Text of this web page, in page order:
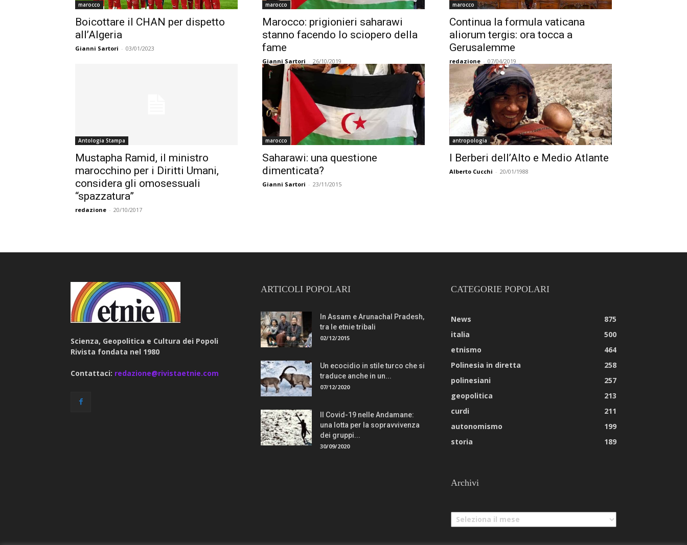
marocco
Boicottare il CHAN per dispetto
all’Algeria
Gianni Sartori - 03/01/2023
marocco
Marocco: prigionieri saharawi
stanno facendo lo sciopero della
fame
Gianni Sartori - 26/10/2019
marocco
Continua la formula vaticana
aliorum tergis: ora tocca a
Gerusalemme
redazione - 07/04/2019
Antologia Stampa
Mustapha Ramid, il ministro
marocchino per i Diritti Umani,
considera gli omosessuali
“spazzatura”
redazione - 20/10/2017
marocco
Saharawi: una questione
dimenticata?
Gianni Sartori - 23/11/2015
antropologia
I Berberi dell’Alto e Medio Atlante
Alberto Cucchi - 20/01/1988
Scienza, Geopolitica e Cultura dei Popoli
Rivista fondata nel 1980
Contattaci: redazione@rivistaetnie.com
ARTICOLI POPOLARI
In Assam e Arunachal Pradesh,
tra le etnie tribali
02/12/2015
Un ecocidio in stile turco che si
traduce anche in un...
07/12/2020
Il Covid-19 nelle Andamane:
una lotta per la sopravvivenza
dei gruppi...
30/09/2020
CATEGORIE POPOLARI
News
875
italia
500
etnismo
464
Polinesia in diretta
258
polinesiani
257
geopolitica
213
curdi
211
autonomismo
199
storia
189
Archivi
Archivi